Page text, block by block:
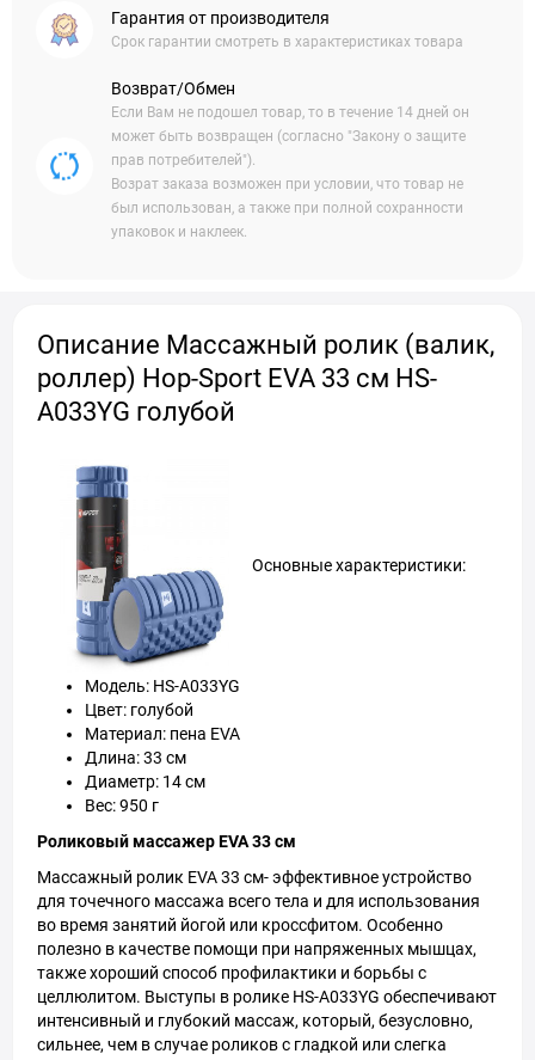
Гарантия от производителя
Срок гарантии смотреть в характеристиках товара
Возврат/Обмен
Если Вам не подошел товар, то в течение 14 дней он
может быть возвращен (согласно "Закону о защите
прав потребителей").
Возрат заказа возможен при условии, что товар не
был использован, а также при полной сохранности
упаковок и наклеек.
Описание Массажный ролик (валик,
роллер) Hop-Sport EVA 33 см HS-
A033YG голубой
Основные характеристики:
Модель: HS-A033YG
Цвет: голубой
Материал: пена EVA
Длина: 33 см
Диаметр: 14 см
Вес: 950 г
Роликовый массажер EVA 33 см
Массажный ролик EVA 33 см- эффективное устройство
для точечного массажа всего тела и для использования
во время занятий йогой или кроссфитом. Особенно
полезно в качестве помощи при напряженных мышцах,
также хороший способ профилактики и борьбы с
целлюлитом. Выступы в ролике HS-A033YG обеспечивают
интенсивный и глубокий массаж, который, безусловно,
сильнее, чем в случае роликов с гладкой или слегка